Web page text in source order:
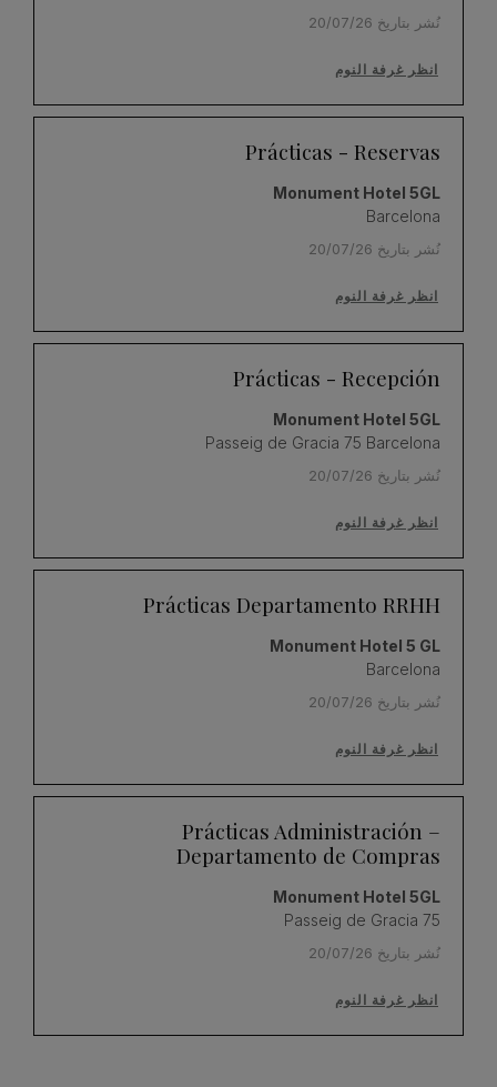
نُشر بتاريخ 20/07/26
انظر غرفة النوم
Prácticas - Reservas
Monument Hotel 5GL
Barcelona
نُشر بتاريخ 20/07/26
انظر غرفة النوم
Prácticas - Recepción
Monument Hotel 5GL
Passeig de Gracia 75 Barcelona
نُشر بتاريخ 20/07/26
انظر غرفة النوم
Prácticas Departamento RRHH
Monument Hotel 5 GL
Barcelona
نُشر بتاريخ 20/07/26
انظر غرفة النوم
Prácticas Administración –
Departamento de Compras
Monument Hotel 5GL
Passeig de Gracia 75
نُشر بتاريخ 20/07/26
انظر غرفة النوم